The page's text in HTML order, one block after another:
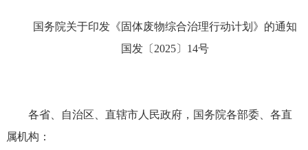
国务院关于印发《固体废物综合治理行动计划》的通知
国发〔2025〕14号
各省、自治区、直辖市人民政府，国务院各部委、各直
属机构：